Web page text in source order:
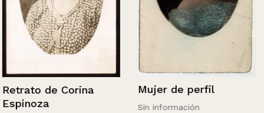
Retrato de Corina
Espinoza
Mujer de perfil
Sin información